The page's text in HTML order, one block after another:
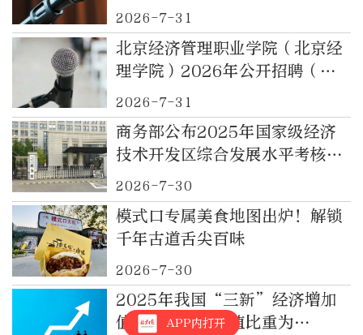
2026-7-31
北京经济管理职业学院（北京经
理学院）2026年公开招聘（第
二批）公告
2026-7-31
商务部公布2025年国家级经济
技术开发区综合发展水平考核评
价结果
2026-7-30
模式口专属美食地图出炉！解锁
千年古道舌尖百味
2026-7-30
2025年我国“三新”经济增加
值占国内生产总值比重为
APP内打开